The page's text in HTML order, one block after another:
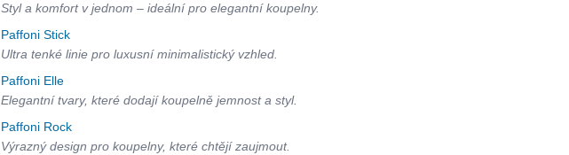
Styl a komfort v jednom – ideální pro elegantní koupelny.
Paffoni Stick
Ultra tenké linie pro luxusní minimalistický vzhled.
Paffoni Elle
Elegantní tvary, které dodají koupelně jemnost a styl.
Paffoni Rock
Výrazný design pro koupelny, které chtějí zaujmout.